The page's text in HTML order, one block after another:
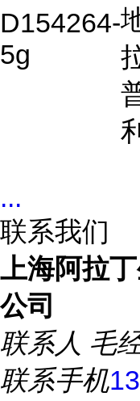
D154264-
5g
利
...
联系我们
上海阿拉
公司
联系人 毛
联系手机